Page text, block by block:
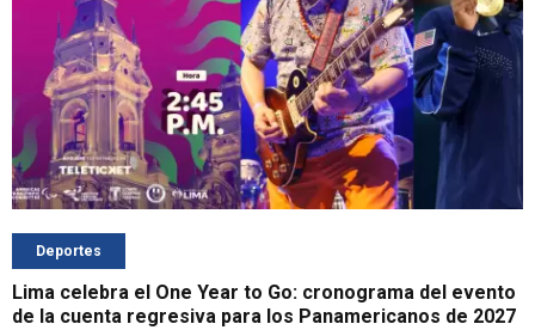
Deportes
Lima celebra el One Year to Go: cronograma del evento
de la cuenta regresiva para los Panamericanos de 2027